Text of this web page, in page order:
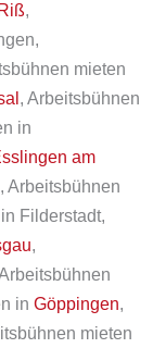
,
mieten
, Arbeitsbühnen
in
am
Arbeitsbühnen
Filderstadt,
,
in Göppingen,
mieten